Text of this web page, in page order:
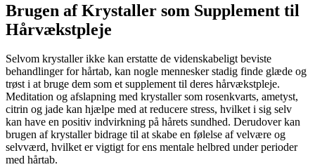
Brugen af Krystaller som Supplement til
Hårvækstpleje
Selvom krystaller ikke kan erstatte de videnskabeligt beviste
behandlinger for hårtab, kan nogle mennesker stadig finde glæde og
trøst i at bruge dem som et supplement til deres hårvækstpleje.
Meditation og afslapning med krystaller som rosenkvarts, ametyst,
citrin og jade kan hjælpe med at reducere stress, hvilket i sig selv
kan have en positiv indvirkning på hårets sundhed. Derudover kan
brugen af krystaller bidrage til at skabe en følelse af velvære og
selvværd, hvilket er vigtigt for ens mentale helbred under perioder
med hårtab.